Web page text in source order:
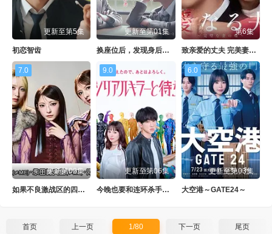
更新至第5集
初恋智齿
更新至第01集
换座位后，发现身后的男生好像喜欢我
第6集
致亲爱的丈夫 完美妻子的谎言
7.0
更新第09集
如果不良激战区的四天王转生成了偶像团体
9.0
更新至第06集
今晚也要和连环杀手约会
6.0
更新至第03集
大空港～GATE24～
首页 上一页 1/80 下一页 尾页